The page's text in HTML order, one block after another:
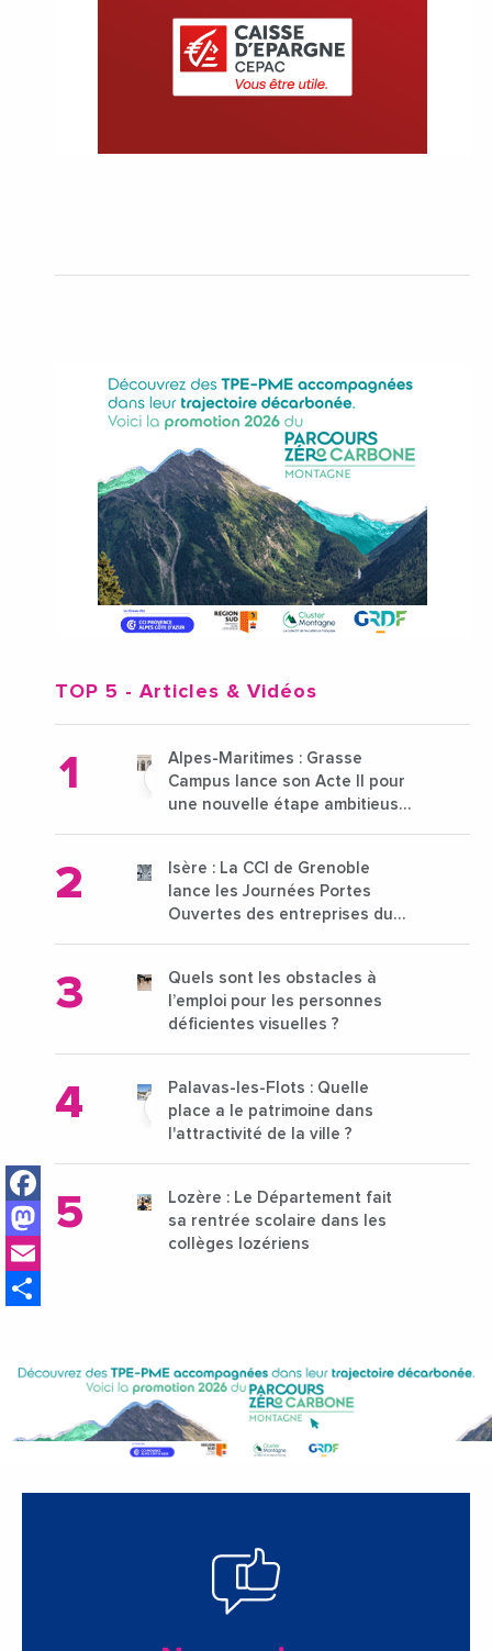
Facebook
Mastodon
TOP 5 - Articles & Vidéos
Alpes-Maritimes : Grasse
Campus lance son Acte II pour
une nouvelle étape ambitieuse
Isère : La CCI de Grenoble
lance les Journées Portes
Ouvertes des entreprises du
Quels sont les obstacles à
l’emploi pour les personnes
déficientes visuelles ?
Palavas-les-Flots : Quelle
place a le patrimoine dans
l'attractivité de la ville ?
Lozère : Le Département fait
sa rentrée scolaire dans les
collèges lozériens